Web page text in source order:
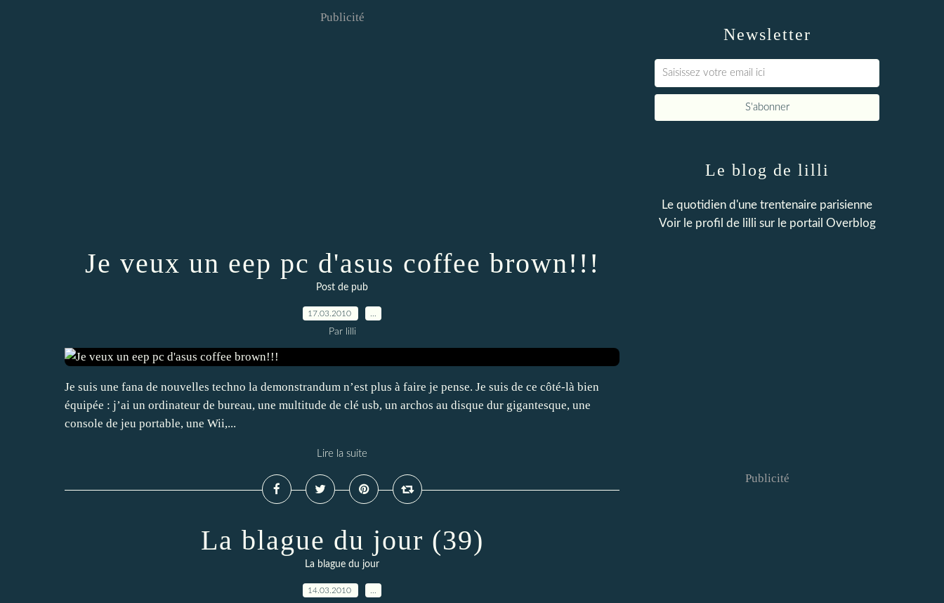
Publicité
Je veux un eep pc d'asus coffee brown!!!
Post de pub
17.03.2010
Par lilli
Je suis une fana de nouvelles techno la demonstrandum n’est plus à faire je pense. Je suis de ce côté-là bien
équipée : j’ai un ordinateur de bureau, une multitude de clé usb, un archos au disque dur gigantesque, une
console de jeu portable, une Wii,...
Lire la suite
La blague du jour (39)
La blague du jour
14.03.2010
Newsletter
Le blog de lilli
Le quotidien d'une trentenaire parisienne
Voir le profil de lilli sur le portail Overblog
Publicité